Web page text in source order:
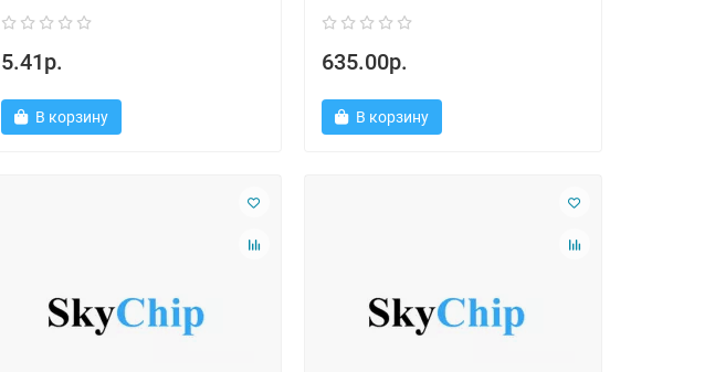
5.41р.
В корзину
635.00р.
В корзину